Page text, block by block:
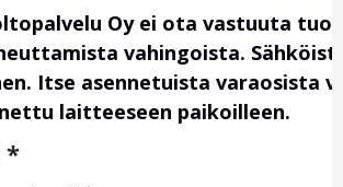
Oy ei ota vastuuta
vahingoista.
Itse asennetuista varaosista
laitteeseen paikoilleen.
*